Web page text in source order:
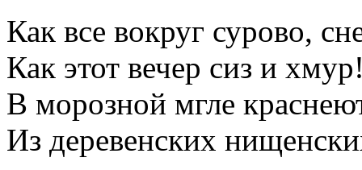
Как все вокруг сурово,
Как этот вечер сиз и
В морозной мгле
Из деревенских